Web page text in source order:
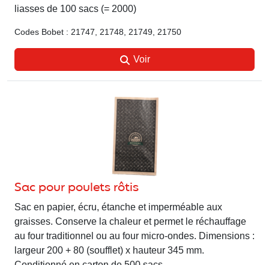
liasses de 100 sacs (= 2000)
Codes Bobet : 21747, 21748, 21749, 21750
Voir
Sac pour poulets rôtis
Sac en papier, écru, étanche et imperméable aux
graisses. Conserve la chaleur et permet le réchauffage
au four traditionnel ou au four micro-ondes. Dimensions :
largeur 200 + 80 (soufflet) x hauteur 345 mm.